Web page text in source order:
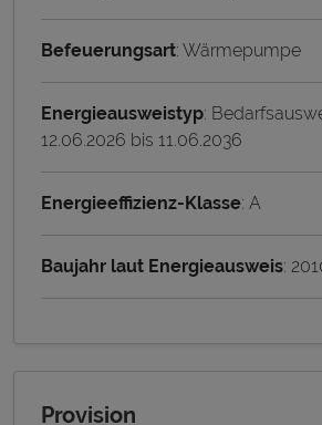
Befeuerungsart: Wärmepumpe
Energieausweistyp:
12.06.2026 bis 11.06.2036
Energieeffizienz-Klasse: A
Baujahr laut Energieausweis:
Provision